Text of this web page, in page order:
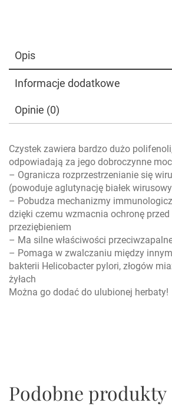
Opis
Informacje dodatkowe
Opinie (0)
Czystek zawiera bardzo dużo
odpowiadają za jego dobroczynne
– Ogranicza rozprzestrzenianie się
(powoduje aglutynację białek
– Pobudza mechanizmy
dzięki czemu wzmacnia ochronę przed
przeziębieniem
– Ma silne właściwości
– Pomaga w zwalczaniu między
bakterii Helicobacter pylori, złogów
żyłach
Można go dodać do ulubionej herbaty!
Podobne produkty